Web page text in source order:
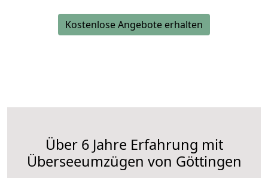
Kostenlose Angebote erhalten
Über 6 Jahre Erfahrung mit
Überseeumzügen von Göttingen